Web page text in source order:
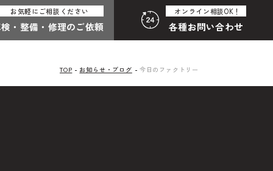
月曜定休）
お気軽にご相談ください
・整備・ 修理のご依頼
オンライン相談OK！
各種お問い合わせ
TOP お知らせ・ブログ 今日のファクトリー